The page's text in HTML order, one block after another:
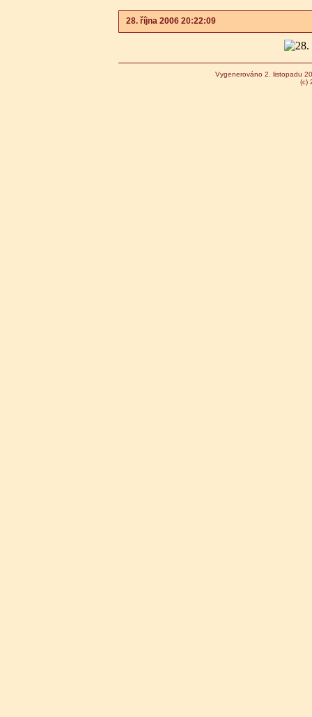
28. října 2006 20:22:09
Vygenerováno 2. listopadu
(c)